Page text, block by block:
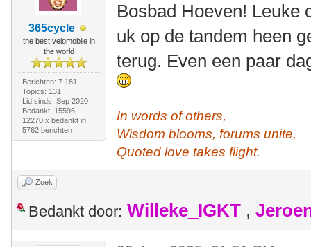
365cycle
the best velomobile in
the world
Berichten: 7.181
Topics: 131
Lid sinds: Sep 2020
Bedankt: 15596
12270 x bedankt in
5762 berichten
Bosbad Hoeven! Leuke
uk op de tandem heen
terug. Even een paar
In words of others,
Wisdom blooms, forums unite,
Quoted love takes flight.
Zoek
Bedankt door: Willeke_IGKT ,